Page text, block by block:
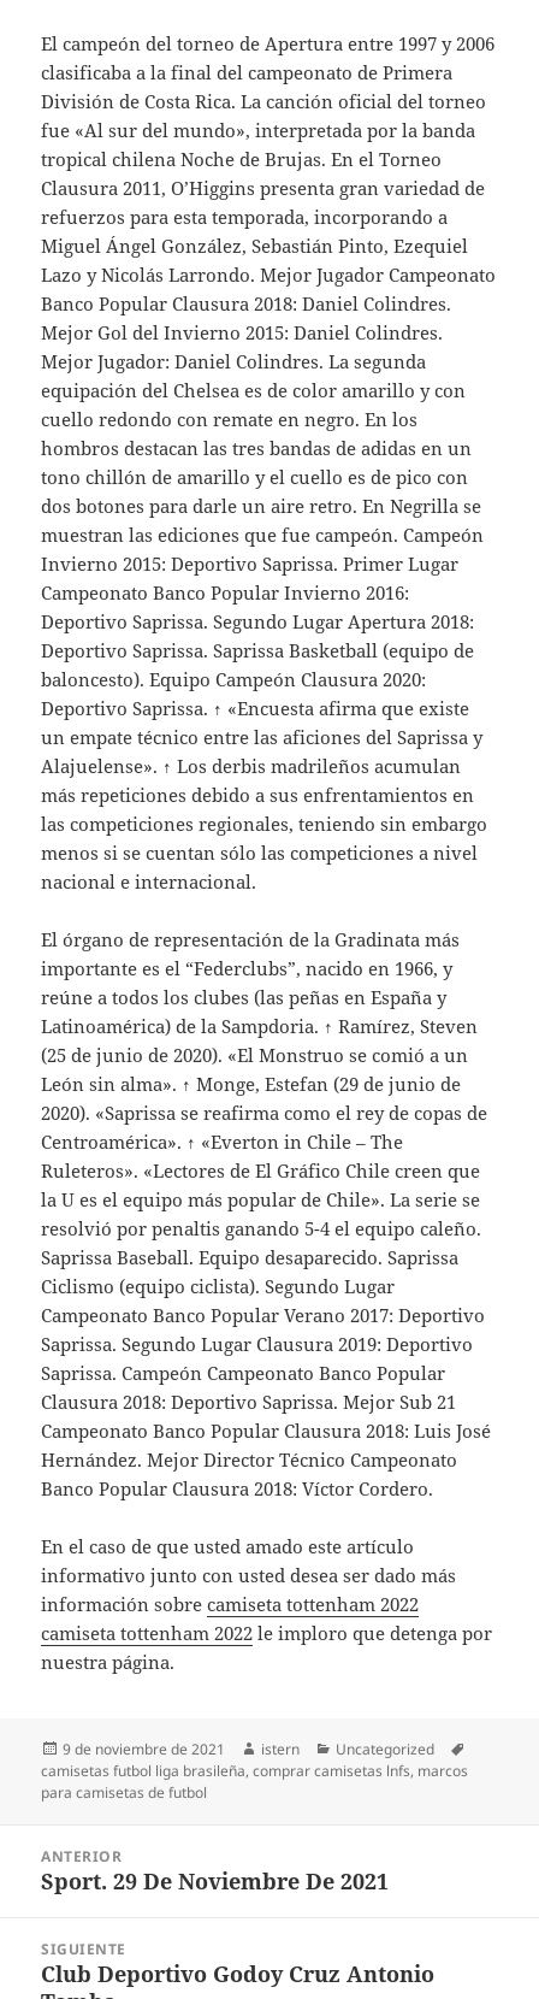
El campeón del torneo de Apertura entre 1997 y 2006
clasificaba a la final del campeonato de Primera
División de Costa Rica. La canción oficial del torneo
fue «Al sur del mundo», interpretada por la banda
tropical chilena Noche de Brujas. En el Torneo
Clausura 2011, O’Higgins presenta gran variedad de
refuerzos para esta temporada, incorporando a
Miguel Ángel González, Sebastián Pinto, Ezequiel
Lazo y Nicolás Larrondo. Mejor Jugador Campeonato
Banco Popular Clausura 2018: Daniel Colindres.
Mejor Gol del Invierno 2015: Daniel Colindres.
Mejor Jugador: Daniel Colindres. La segunda
equipación del Chelsea es de color amarillo y con
cuello redondo con remate en negro. En los
hombros destacan las tres bandas de adidas en un
tono chillón de amarillo y el cuello es de pico con
dos botones para darle un aire retro. En Negrilla se
muestran las ediciones que fue campeón. Campeón
Invierno 2015: Deportivo Saprissa. Primer Lugar
Campeonato Banco Popular Invierno 2016:
Deportivo Saprissa. Segundo Lugar Apertura 2018:
Deportivo Saprissa. Saprissa Basketball (equipo de
baloncesto). Equipo Campeón Clausura 2020:
Deportivo Saprissa. ↑ «Encuesta afirma que existe
un empate técnico entre las aficiones del Saprissa y
Alajuelense». ↑ Los derbis madrileños acumulan
más repeticiones debido a sus enfrentamientos en
las competiciones regionales, teniendo sin embargo
menos si se cuentan sólo las competiciones a nivel
nacional e internacional.
El órgano de representación de la Gradinata más
importante es el “Federclubs”, nacido en 1966, y
reúne a todos los clubes (las peñas en España y
Latinoamérica) de la Sampdoria. ↑ Ramírez, Steven
(25 de junio de 2020). «El Monstruo se comió a un
León sin alma». ↑ Monge, Estefan (29 de junio de
2020). «Saprissa se reafirma como el rey de copas de
Centroamérica». ↑ «Everton in Chile – The
Ruleteros». «Lectores de El Gráfico Chile creen que
la U es el equipo más popular de Chile». La serie se
resolvió por penaltis ganando 5-4 el equipo caleño.
Saprissa Baseball. Equipo desaparecido. Saprissa
Ciclismo (equipo ciclista). Segundo Lugar
Campeonato Banco Popular Verano 2017: Deportivo
Saprissa. Segundo Lugar Clausura 2019: Deportivo
Saprissa. Campeón Campeonato Banco Popular
Clausura 2018: Deportivo Saprissa. Mejor Sub 21
Campeonato Banco Popular Clausura 2018: Luis José
Hernández. Mejor Director Técnico Campeonato
Banco Popular Clausura 2018: Víctor Cordero.
En el caso de que usted amado este artículo
informativo junto con usted desea ser dado más
información sobrecamiseta tottenham 2022
camiseta tottenham 2022 le imploro que detenga por
nuestra página.
Publicado
el
9 de noviembre de 2021 Autor
istern Categorías
Uncategorized
camisetas futbol liga brasileña,comprar camisetas lnfs, marcos
para camisetas de futbol
entradas
ANTERIOR
Entrada
Sport. 29 De Noviembre De 2021
SIGUIENTE
Entrada
Club Deportivo Godoy Cruz Antonio